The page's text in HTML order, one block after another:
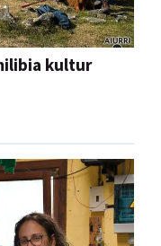
kultur